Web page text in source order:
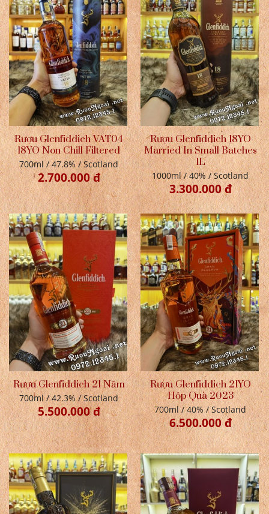
Rượu Glenfiddich VAT04
18YO Non Chill Filtered
700ml / 47.8% / Scotland
2.700.000 đ
Rượu Glenfiddich 18YO
Married In Small Batches
1L
1000ml / 40% / Scotland
3.300.000 đ
Rượu Glenfiddich 21 Năm
700ml / 42.3% / Scotland
5.500.000 đ
Rượu Glenfiddich 21YO
Hộp Quà 2023
700ml / 40% / Scotland
6.500.000 đ